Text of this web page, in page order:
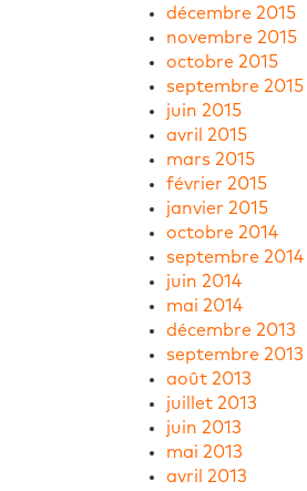
décembre 2015
novembre 2015
octobre 2015
septembre 2015
juin 2015
avril 2015
mars 2015
février 2015
janvier 2015
octobre 2014
septembre 2014
juin 2014
mai 2014
décembre 2013
septembre 2013
août 2013
juillet 2013
juin 2013
mai 2013
avril 2013